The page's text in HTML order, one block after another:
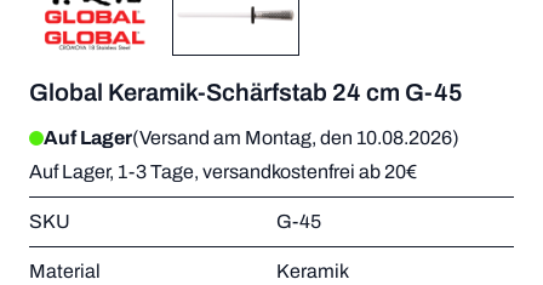
Global Keramik-Schärfstab 24 cm G-45
Auf Lager(Versand am Montag, den 10.08.2026)
Auf Lager, 1-3 Tage, versandkostenfrei ab 20€
SKU G-45
Material Keramik